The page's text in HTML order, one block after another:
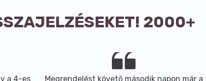
2000+
a 4-es
Megrendelést követő második napon már a